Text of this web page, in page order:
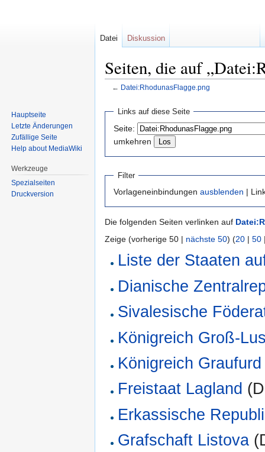
Seiten, die auf
← Datei:RhodunasFlagge.png
Navigation
springen
springen
Links auf diese Seite
Seite:
umkehren
Filter
Vorlageneinbindungen ausblenden |
Die folgenden Seiten verlinken auf
Zeige (vorherige 50 | nächste 50) (20 | 50
Liste der Staaten
Dianische
Sivalesische
Königreich Groß-
Königreich Graufurd
Freistaat Lagland
Erkassische
Grafschaft Listova
Datei Diskussion
Hauptseite
Letzte Änderungen
Zufällige Seite
Help about MediaWiki
Werkzeuge
Spezialseiten
Druckversion